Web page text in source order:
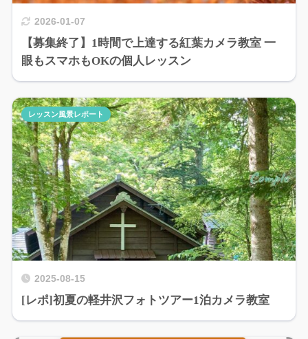
2026-01-07
【募集終了】1時間で上達する紅葉カメラ教室 一
眼もスマホもOKの個人レッスン
2025-08-15
[レポ]初夏の軽井沢フォトツアー1泊カメラ教室
レッスン風景レポート